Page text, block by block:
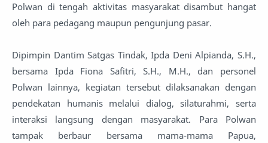
Polwan di tengah aktivitas masyarakat disambut hangat
oleh para pedagang maupun pengunjung pasar.
Dipimpin Dantim Satgas Tindak, Ipda Deni Alpianda, S.H.,
bersama Ipda Fiona Safitri, S.H., M.H., dan personel
Polwan lainnya, kegiatan tersebut dilaksanakan dengan
pendekatan humanis melalui dialog, silaturahmi, serta
interaksi langsung dengan masyarakat. Para Polwan
tampak berbaur bersama mama-mama Papua,